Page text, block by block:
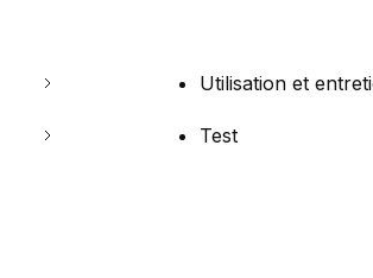
Utilisation et
Test